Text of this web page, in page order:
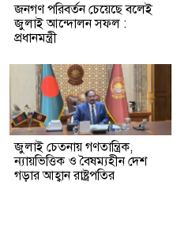
জনগণ পরিবর্তন চেয়েছে বলেই
জুলাই আন্দোলন সফল :
প্রধানমন্ত্রী
জুলাই চেতনায় গণতান্ত্রিক,
ন্যায়ভিত্তিক ও বৈষম্যহীন দেশ
গড়ার আহ্বান রাষ্ট্রপতির